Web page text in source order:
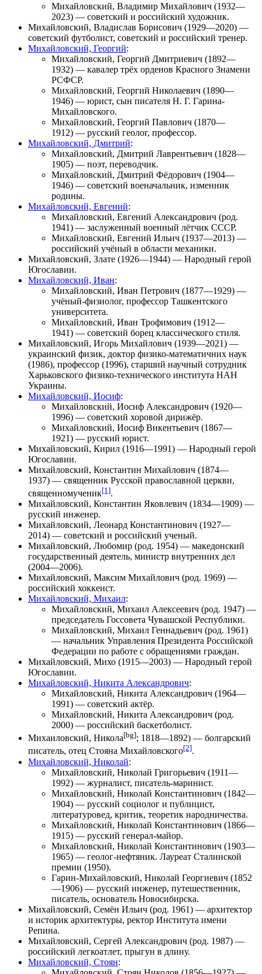
Михайловский, Владимир Михайлович (1932—
2023) — советский и российский художник.
Михайловский, Владислав Борисович (1929—2020) —
советский футболист, советский и российский тренер.
Михайловский, Георгий:
Михайловский, Георгий Дмитриевич (1892—
1932) — кавалер трёх орденов Красного Знамени
РСФСР.
Михайловский, Георгий Николаевич (1890—
1946) — юрист, сын писателя Н. Г. Гарина-
Михайловского.
Михайловский, Георгий Павлович (1870—
1912) — русский геолог, профессор.
Михайловский, Дмитрий:
Михайловский, Дмитрий Лаврентьевич (1828—
1905) — поэт, переводчик.
Михайловский, Дмитрий Фёдорович (1904—
1946) — советский военачальник, изменник
родины.
Михайловский, Евгений:
Михайловский, Евгений Александрович (род.
1941) — заслуженный военный лётчик СССР.
Михайловский, Евгений Ильич (1937—2013) —
российский учёный в области механики.
Михайловский, Злате (1926—1944) — Народный герой
Югославии.
Михайловский, Иван:
Михайловский, Иван Петрович (1877—1929) —
учёный-физиолог, профессор Ташкентского
университета.
Михайловский, Иван Трофимович (1912—
1941) — советский борец классического стиля.
Михайловский, Игорь Михайлович (1939—2021) —
украинский физик, доктор физико-математичних наук
(1986), профессор (1996), старший научный сотрудник
Харьковского физико-технического института НАН
Украины.
Михайловский, Иосиф:
Михайловский, Иосиф Александрович (1920—
1996) — советский хоровой дирижёр.
Михайловский, Иосиф Викентьевич (1867—
1921) — русский юрист.
Михайловский, Кирил (1916—1991) — Народный герой
Югославии.
Михайловский, Константин Михайлович (1874—
1937) — священник Русской православной церкви,
священномученик[1].
Михайловский, Константин Яковлевич (1834—1909) —
русский инженер.
Михайловский, Леонард Константинович (1927—
2014) — советский и российский ученый.
Михайловский, Любомир (род. 1954) — македонский
государственный деятель, министр внутренних дел
(2004—2006).
Михайловский, Максим Михайлович (род. 1969) —
российский хоккеист.
Михайловский, Михаил:
Михайловский, Михаил Алексеевич (род. 1947) —
председатель Госсовета Чувашской Республики.
Михайловский, Михаил Геннадьевич (род. 1961)
— начальник Управления Президента Российской
Федерации по работе с обращениями граждан.
Михайловский, Михо (1915—2003) — Народный герой
Югославии.
Михайловский, Никита Александрович:
Михайловский, Никита Александрович (1964—
1991) — советский актёр.
Михайловский, Никита Александрович (род.
2000) — российский баскетболист.
Михаиловский, Никола[bg]; 1818—1892) — болгарский
писатель, отец Стояна Михайловского[2].
Михайловский, Николай:
Михайловский, Николай Григорьевич (1911—
1992) — журналист, писатель-маринист.
Михайловский, Николай Константинович (1842—
1904) — русский социолог и публицист,
литературовед, критик, теоретик народничества.
Михайловский, Николай Константинович (1866—
1915) — русский генерал-майор.
Михайловский, Николай Константинович (1903—
1965) — геолог-нефтяник. Лауреат Сталинской
премии (1950).
Гарин-Михайловский, Николай Георгиевич (1852
—1906) — русский инженер, путешественник,
писатель, основатель Новосибирска.
Михайловский, Семён Ильич (род. 1961) — архитектор
и историк архитектуры, ректор Института имени
Репина.
Михайловский, Сергей Александрович (род. 1987) —
российский легкоатлет, прыгун в длину.
Михайловский, Стоян: